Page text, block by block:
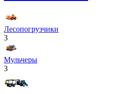
Лесопогрузчики
3
Мульчеры
3